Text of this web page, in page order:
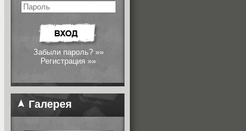
Забыли пароль? »»
Регистрация »»
Галерея